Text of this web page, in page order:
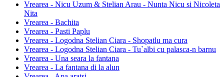
Vrearea - Nicu Uzum & Stelian Arau - Nunta Nicu si Nicoleta
Nita
Vrearea - Bachita
Vrearea - Pasti Paplu
Vrearea - Logodna Stelian Ciara - Shopatlu ma cura
Vrearea - Logodna Stelian Ciara - Tu`albi cu palasca-n barnu
Vrearea - Una seara la fantana
Vrearea - La fantana di la alun